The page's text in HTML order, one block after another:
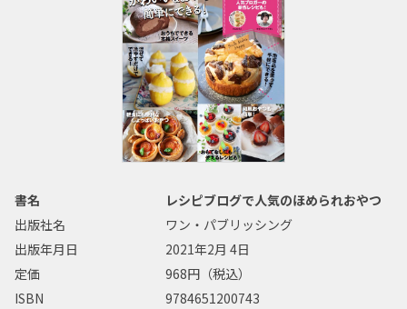
書名
レシピブログで人気のほめられおやつ
出版社名
ワン・パブリッシング
出版年月日
2021年2月 4日
定価
968円（税込）
ISBN
9784651200743